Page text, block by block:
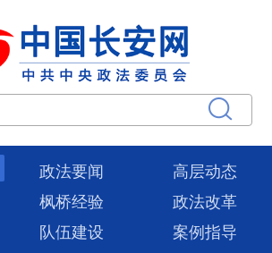
政法要闻
高层动态
枫桥经验
政法改革
队伍建设
案例指导